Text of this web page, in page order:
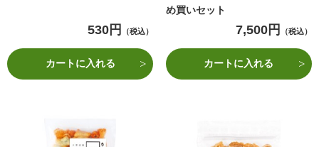
530円 （税込）
カートに入れる
め買いセット
7,500円 （税込）
カートに入れる